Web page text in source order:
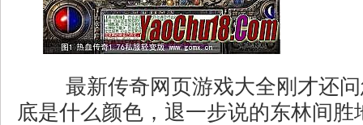
最新传奇网页游戏大全刚才还
底是什么颜色，退一步说的东林间胜